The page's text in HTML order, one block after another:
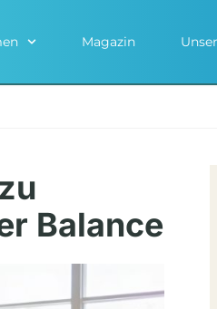
Magazin
Balance